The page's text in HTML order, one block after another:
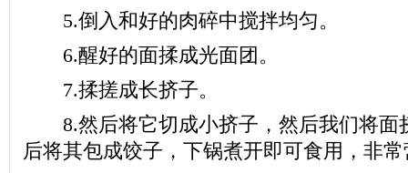
5.倒入和好的肉碎中搅拌均匀。
6.醒好的面揉成光面团。
7.揉搓成长挤子。
8.然后将它切成小挤子，然后我们将面
后将其包成饺子，下锅煮开即可食用，非